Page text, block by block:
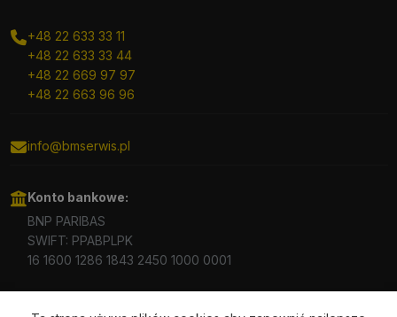
+48 22 633 33 11
+48 22 633 33 44
+48 22 669 97 97
+48 22 663 96 96
info@bmserwis.pl
Konto bankowe:
BNP PARIBAS
SWIFT: PPABPLPK
16 1600 1286 1843 2450 1000 0001